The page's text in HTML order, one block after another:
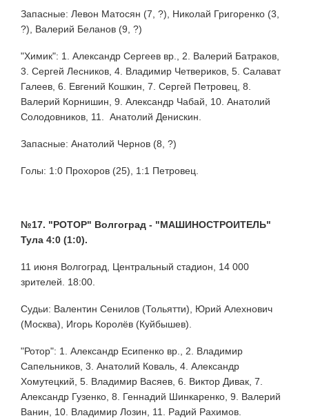
Запасные: Левон Матосян (7, ?), Николай Григоренко (3,
?), Валерий Беланов (9, ?)
"Химик": 1. Александр Сергеев вр., 2. Валерий Батраков,
3. Сергей Лесников, 4. Владимир Четвериков, 5. Салават
Галеев, 6. Евгений Кошкин, 7. Сергей Петровец, 8.
Валерий Корнишин, 9. Александр Чабай, 10. Анатолий
Солодовников, 11. Анатолий Денискин.
Запасные: Анатолий Чернов (8, ?)
Голы: 1:0 Прохоров (25), 1:1 Петровец.
№17. "РОТОР" Волгоград - "МАШИНОСТРОИТЕЛЬ"
Тула 4:0 (1:0).
11 июня Волгоград, Центральный стадион, 14 000
зрителей. 18:00.
Судьи: Валентин Сенилов (Тольятти), Юрий Алехнович
(Москва), Игорь Королёв (Куйбышев).
"Ротор": 1. Александр Есипенко вр., 2. Владимир
Сапельников, 3. Анатолий Коваль, 4. Александр
Хомутецкий, 5. Владимир Васяев, 6. Виктор Дивак, 7.
Александр Гузенко, 8. Геннадий Шинкаренко, 9. Валерий
Ванин, 10. Владимир Лозин, 11. Радий Рахимов.